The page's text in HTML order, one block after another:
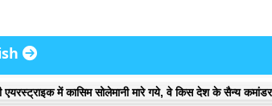
एयरस्ट्राइक में कासिम सोलेमानी मारे गये, वे किस देश के सैन्य